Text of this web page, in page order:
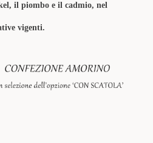
il piombo e il cadmio, nel
vigenti.